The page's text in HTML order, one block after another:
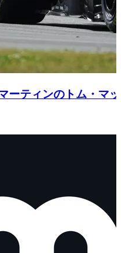
ーティンのトム・マ